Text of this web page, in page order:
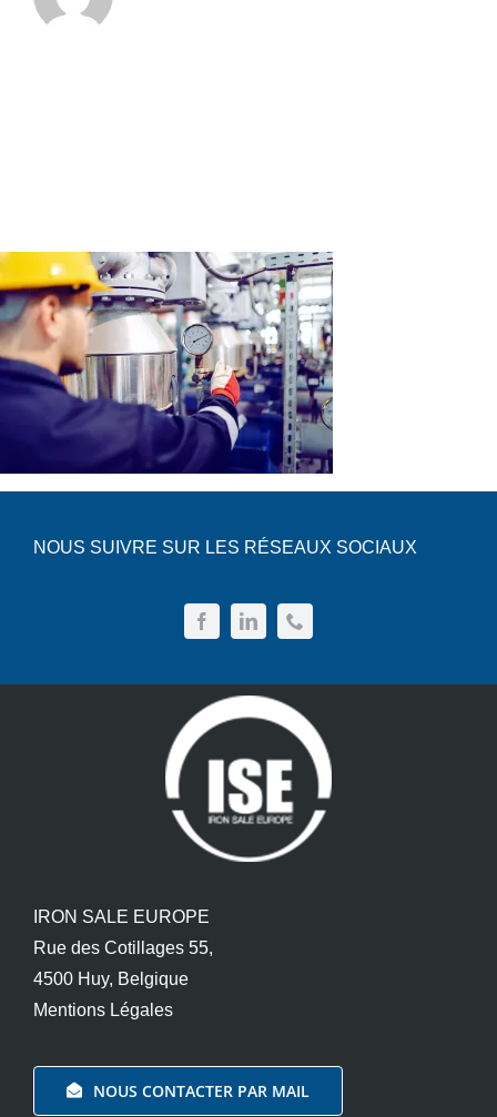
NOUS SUIVRE SUR LES RÉSEAUX SOCIAUX
IRON SALE EUROPE
Rue des Cotillages 55,
4500 Huy, Belgique
Mentions Légales
NOUS CONTACTER PAR MAIL